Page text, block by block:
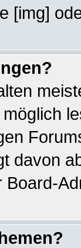
[img]
davon